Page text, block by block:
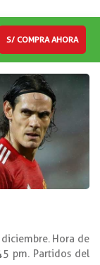
S/ COMPRA AHORA
Hora de
pm. Partidos del